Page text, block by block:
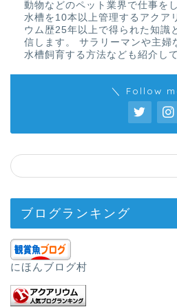
動物などのペット業界で仕事を
水槽を10本以上管理するアクア
ウム歴25年以上で得られた知識
信します。 サラリーマンや主婦
水槽飼育する方法なども紹介し
＼ Follow
ブログランキング
にほんブログ村